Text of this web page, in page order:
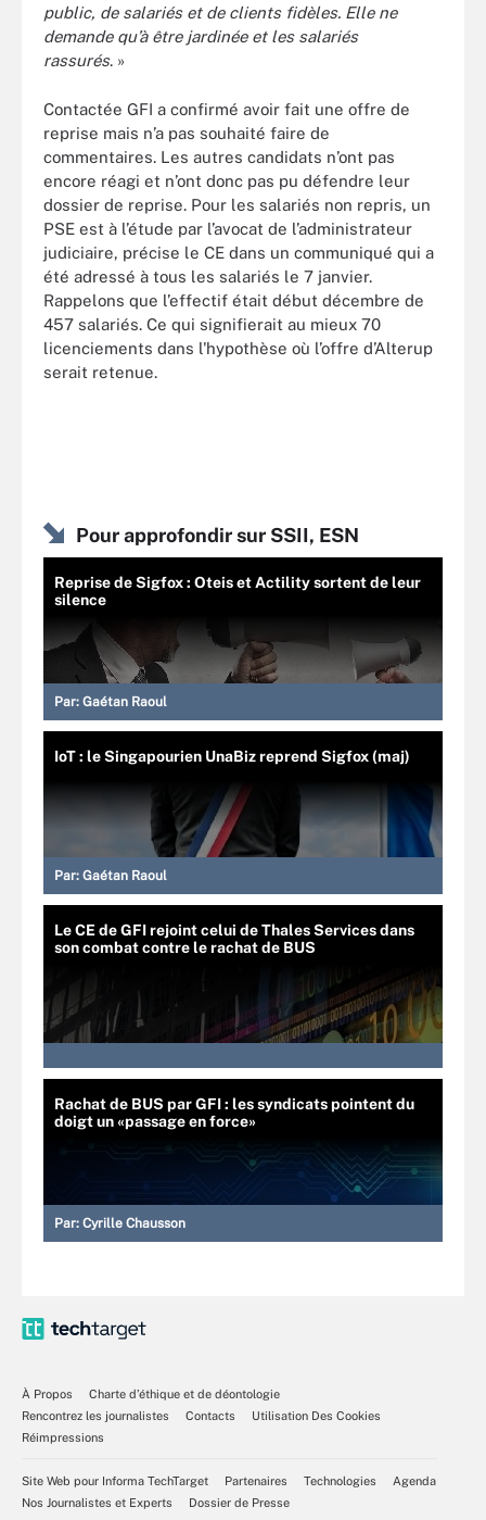
public, de salariés et de clients fidèles. Elle ne
demande qu’à être jardinée et les salariés
rassurés. »
Contactée GFI a confirmé avoir fait une offre de
reprise mais n’a pas souhaité faire de
commentaires. Les autres candidats n’ont pas
encore réagi et n’ont donc pas pu défendre leur
dossier de reprise. Pour les salariés non repris, un
PSE est à l’étude par l’avocat de l’administrateur
judiciaire, précise le CE dans un communiqué qui a
été adressé à tous les salariés le 7 janvier.
Rappelons que l’effectif était début décembre de
457 salariés. Ce qui signifierait au mieux 70
licenciements dans l'hypothèse où l’offre d’Alterup
serait retenue.
Pour approfondir sur SSII, ESN
Reprise de Sigfox : Oteis et Actility sortent de leur
silence
Par: Gaétan Raoul
IoT : le Singapourien UnaBiz reprend Sigfox (maj)
Par: Gaétan Raoul
Le CE de GFI rejoint celui de Thales Services dans
son combat contre le rachat de BUS
Rachat de BUS par GFI : les syndicats pointent du
doigt un «passage en force»
Par: Cyrille Chausson
À Propos
Charte d’éthique et de déontologie
Rencontrez les journalistes
Contacts
Utilisation Des Cookies
Réimpressions
Site Web pour Informa TechTarget Partenaires Technologies
Agenda
Nos Journalistes et Experts
Dossier de Presse